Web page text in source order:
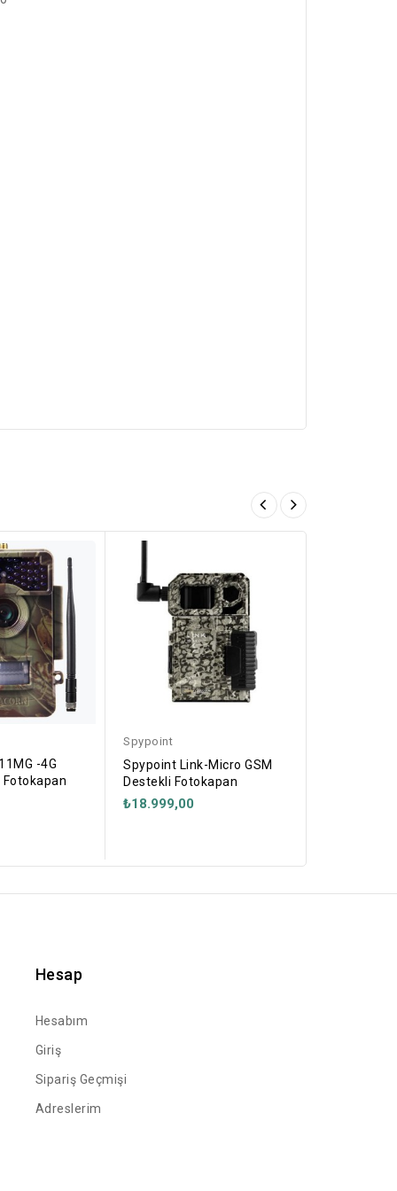
-4G
Fotokapan
Spypoint
Spypoint Link-Micro GSM
Destekli Fotokapan
₺18.999,00
Hesap
Hesabım
Giriş
Sipariş Geçmişi
Adreslerim